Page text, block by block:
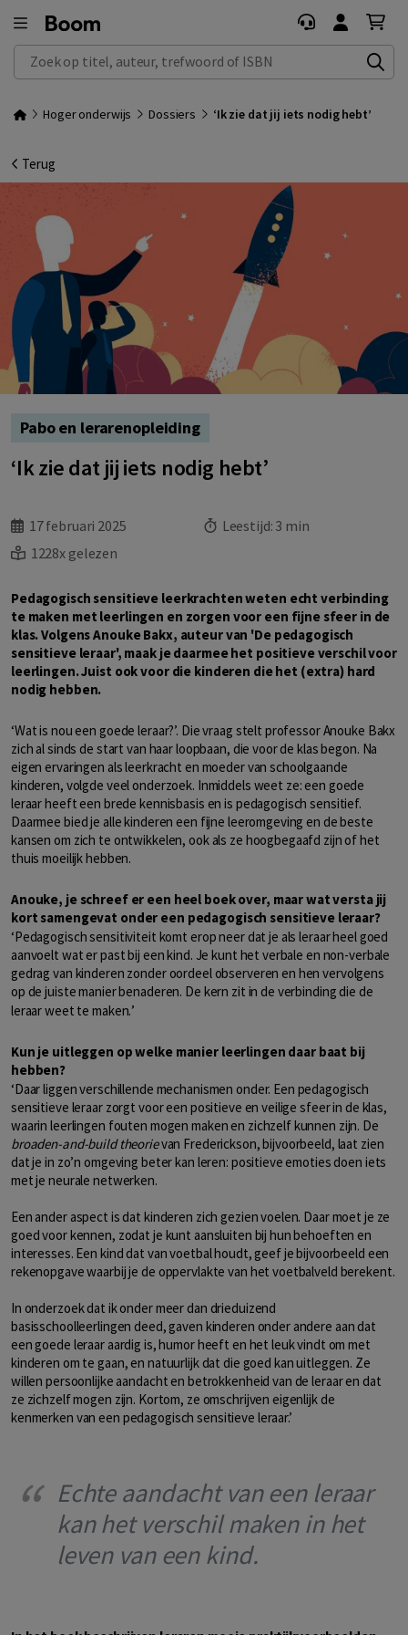
Zoek op titel, auteur, trefwoord of ISBN
Hoger onderwijs Dossiers ‘Ik zie dat jij iets nodig hebt’
Terug
Pabo en lerarenopleiding
‘Ik zie dat jij iets nodig hebt’
17 februari 2025 Leestijd: 3 min
1228x gelezen
Pedagogisch sensitieve leerkrachten weten echt verbinding
te maken met leerlingen en zorgen voor een fijne sfeer in de
klas. Volgens Anouke Bakx, auteur van 'De pedagogisch
sensitieve leraar', maak je daarmee het positieve verschil voor
leerlingen. Juist ook voor die kinderen die het (extra) hard
nodig hebben.
‘Wat is nou een goede leraar?’. Die vraag stelt professor Anouke Bakx
zich al sinds de start van haar loopbaan, die voor de klas begon. Na
eigen ervaringen als leerkracht en moeder van schoolgaande
kinderen, volgde veel onderzoek. Inmiddels weet ze: een goede
leraar heeft een brede kennisbasis en is pedagogisch sensitief.
Daarmee bied je alle kinderen een fijne leeromgeving en de beste
kansen om zich te ontwikkelen, ook als ze hoogbegaafd zijn of het
thuis moeilijk hebben.
Anouke, je schreef er een heel boek over, maar wat versta jij
kort samengevat onder een pedagogisch sensitieve leraar?
‘Pedagogisch sensitiviteit komt erop neer dat je als leraar heel goed
aanvoelt wat er past bij een kind. Je kunt het verbale en non-verbale
gedrag van kinderen zonder oordeel observeren en hen vervolgens
op de juiste manier benaderen. De kern zit in de verbinding die de
leraar weet te maken.’
Kun je uitleggen op welke manier leerlingen daar baat bij
hebben?
‘Daar liggen verschillende mechanismen onder. Een pedagogisch
sensitieve leraar zorgt voor een positieve en veilige sfeer in de klas,
waarin leerlingen fouten mogen maken en zichzelf kunnen zijn. De
broaden-and-build theorievan Frederickson, bijvoorbeeld, laat zien
dat je in zo’n omgeving beter kan leren: positieve emoties doen iets
met je neurale netwerken.
Een ander aspect is dat kinderen zich gezien voelen. Daar moet je ze
goed voor kennen, zodat je kunt aansluiten bij hun behoeften en
interesses. Een kind dat van voetbal houdt, geef je bijvoorbeeld een
rekenopgave waarbij je de oppervlakte van het voetbalveld berekent.
In onderzoek dat ik onder meer dan drieduizend
basisschoolleerlingen deed, gaven kinderen onder andere aan dat
een goede leraar aardig is, humor heeft en het leuk vindt om met
kinderen om te gaan, en natuurlijk dat die goed kan uitleggen. Ze
willen persoonlijke aandacht en betrokkenheid van de leraar en dat
ze zichzelf mogen zijn. Kortom, ze omschrijven eigenlijk de
kenmerken van een pedagogisch sensitieve leraar.’
Echte aandacht van een leraar
kan het verschil maken in het
leven van een kind.